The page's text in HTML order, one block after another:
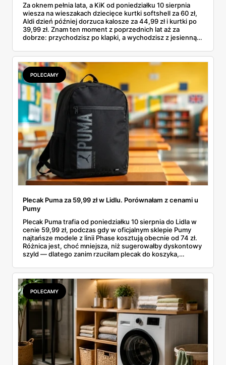
Za oknem pełnia lata, a KiK od poniedziałku 10 sierpnia
wiesza na wieszakach dziecięce kurtki softshell za 60 zł,
Aldi dzień później dorzuca kalosze za 44,99 zł i kurtki po
39,99 zł. Znam ten moment z poprzednich lat aż za
dobrze: przychodzisz po klapki, a wychodzisz z jesienną
pojawi się w gazetkach w przyszłym tygodniu i czy jest
sens kupować jesień, zanim skończą się wakacje.
POLECAMY
Plecak Puma za 59,99 zł w Lidlu. Porównałam z cenami u
Pumy
Plecak Puma trafia od poniedziałku 10 sierpnia do Lidla w
cenie 59,99 zł, podczas gdy w oficjalnym sklepie Pumy
najtańsze modele z linii Phase kosztują obecnie od 74 zł.
Różnica jest, choć mniejsza, niż sugerowałby dyskontowy
szyld — dlatego zanim rzuciłam plecak do koszyka,
rozpiska: co dokładnie sprzedaje Lidl, ile kosztują
odpowiedniki u producenta i komu ten zakup naprawdę
się opłaci.
POLECAMY